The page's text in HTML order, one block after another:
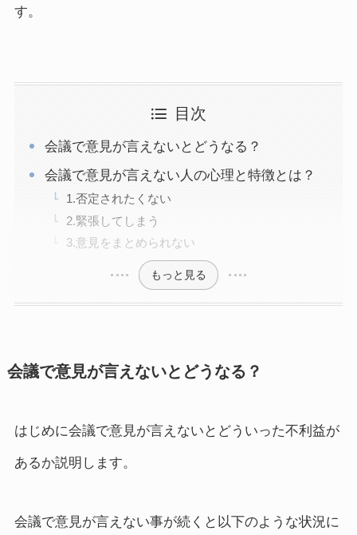
す。
目次
会議で意見が言えないとどうなる？
会議で意見が言えない人の心理と特徴とは？
1.否定されたくない
2.緊張してしまう
3.意見をまとめられない
もっと見る
会議で意見が言えないとどうなる？
はじめに会議で意見が言えないとどういった不利益が
あるか説明します。
会議で意見が言えない事が続くと以下のような状況に